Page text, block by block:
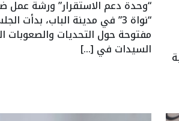
“وحدة دعم الاستقرار” ورشة
“نواة 3” في مدينة الباب، بدأت
مفتوحة حول التحديات والصعوبات
السيدات في […]